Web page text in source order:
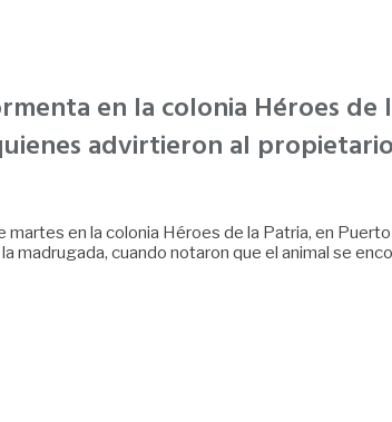
en la colonia Héroes
advirtieron al
en la colonia Héroes de la Patria, en
cuando notaron que el animal se